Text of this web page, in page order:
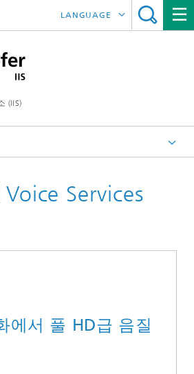
(IIS)
LANGUAGE
기술
Services
에서 풀 HD급 음질